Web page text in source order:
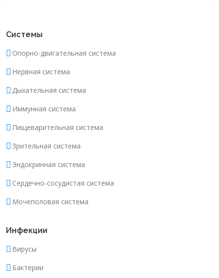
Системы
Опорно-двигательная система
Нервная система
Дыхательная система
Иммунная система
Пищеварительная система
Зрительная система
Эндокринная система
Сердечно-сосудистая система
Мочеполовая система
Инфекции
Вирусы
Бактерии